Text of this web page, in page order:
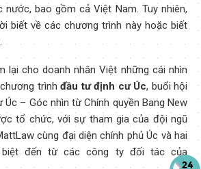
nước, bao gồm cả Việt Nam. Tuy nhiên,
biết về các chương trình này hoặc biết
lại cho doanh nhân Việt những cái nhìn
trình đầu tư định cư Úc, buổi hội
– Góc nhìn từ Chính quyền Bang New
tổ chức, với sự tham gia của đội ngũ
cùng đại diện chính phủ Úc và hai
đến từ các công ty đối tác của